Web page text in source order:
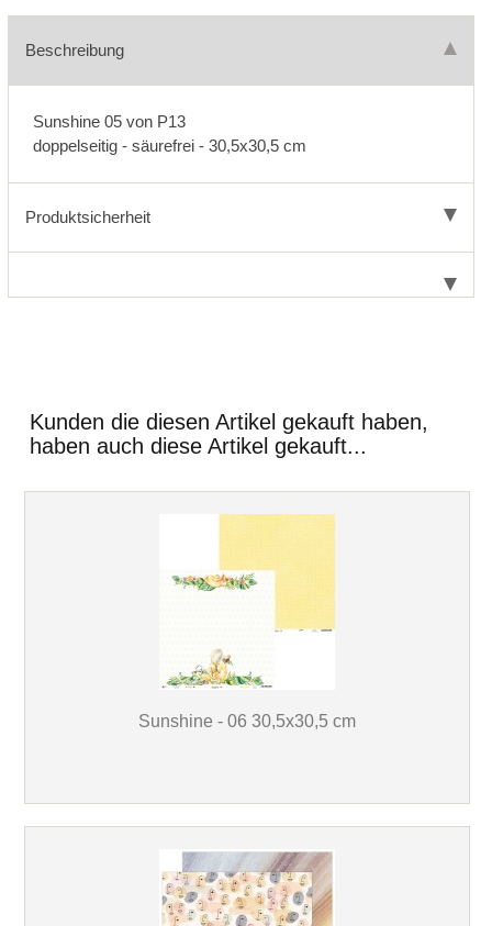
Beschreibung
Sunshine 05 von P13
doppelseitig - säurefrei - 30,5x30,5 cm
Produktsicherheit
Kunden die diesen Artikel gekauft haben,
haben auch diese Artikel gekauft...
Sunshine - 06 30,5x30,5 cm